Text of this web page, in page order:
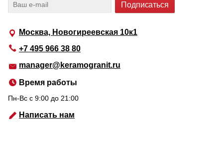
Москва, Новогиреевская 10к1
+7 495 966 38 80
manager@keramogranit.ru
Время работы
Пн-Вс c 9:00 до 21:00
Написать нам